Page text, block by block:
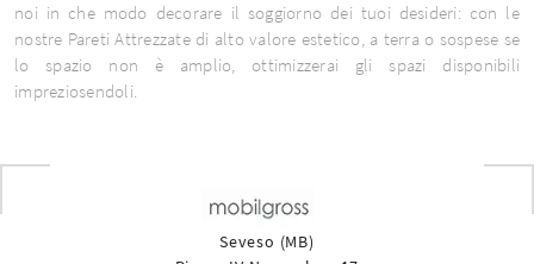
noi in che modo decorare il soggiorno dei tuoi desideri: con le
nostre Pareti Attrezzate di alto valore estetico, a terra o sospese se
lo spazio non è amplio, ottimizzerai gli spazi disponibili
impreziosendoli.
Seveso (MB)